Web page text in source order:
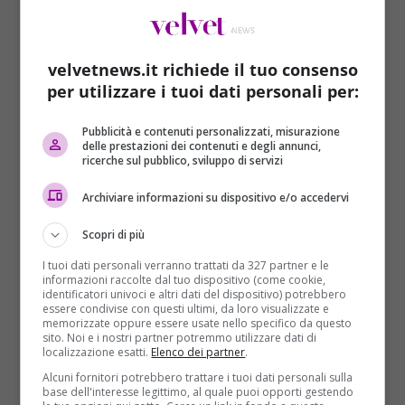
prosegue ancora la motivazione del conferimento
Partendo dai quartieri poveri di Napoli
la tradizione culinaria si è profondamente radicata
nella vita quotidiana della comunità. Per molti giovani
praticanti, diventare Pizzaiolo rappresenta anche un
modo per evitare la marginalità sociale”.
velvetnews.it richiede il tuo consenso
per utilizzare i tuoi dati personali per:
Pubblicità e contenuti personalizzati, misurazione
delle prestazioni dei contenuti e degli annunci,
ricerche sul pubblico, sviluppo di servizi
Archiviare informazioni su dispositivo e/o accedervi
Scopri di più
I tuoi dati personali verranno trattati da 327 partner e le
informazioni raccolte dal tuo dispositivo (come cookie,
identificatori univoci e altri dati del dispositivo) potrebbero
essere condivise con questi ultimi, da loro visualizzate e
memorizzate oppure essere usate nello specifico da questo
sito. Noi e i nostri partner potremmo utilizzare dati di
localizzazione esatti. Elenco dei partner.
Alcuni fornitori potrebbero trattare i tuoi dati personali sulla
base dell'interesse legittimo, al quale puoi opporti gestendo